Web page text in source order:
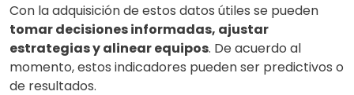
Con la adquisición de estos datos útiles se pueden
tomar decisiones informadas, ajustar
estrategias y alinear equipos. De acuerdo al
momento, estos indicadores pueden ser predictivos o
de resultados.